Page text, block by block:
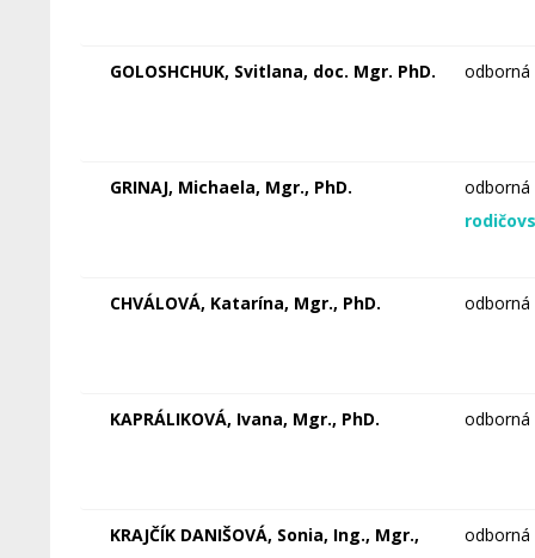
GOLOSHCHUK, Svitlana, doc. Mgr. PhD. odborná
GRINAJ, Michaela, Mgr., PhD.
odborná
CHVÁLOVÁ, Katarína, Mgr., PhD. odborná
KAPRÁLIKOVÁ, Ivana, Mgr., PhD. odborná
KRAJČÍK DANIŠOVÁ, Sonia, Ing., Mgr.,
odborná